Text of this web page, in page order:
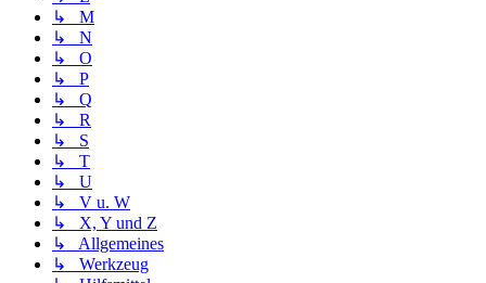
↳ M
↳ N
↳ O
↳ P
↳ Q
↳ R
↳ S
↳ T
↳ U
↳ V u. W
↳ X, Y und Z
↳ Allgemeines
↳ Werkzeug